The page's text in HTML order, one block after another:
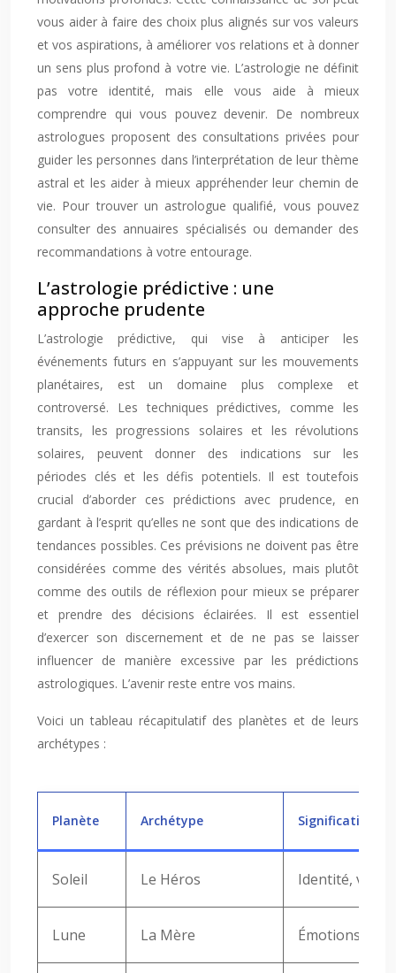
vous aider à faire des choix plus alignés sur vos valeurs
et vos aspirations, à améliorer vos relations et à donner
un sens plus profond à votre vie. L’astrologie ne définit
pas votre identité, mais elle vous aide à mieux
comprendre qui vous pouvez devenir. De nombreux
astrologues proposent des consultations privées pour
guider les personnes dans l’interprétation de leur thème
astral et les aider à mieux appréhender leur chemin de
vie. Pour trouver un astrologue qualifié, vous pouvez
consulter des annuaires spécialisés ou demander des
recommandations à votre entourage.
L’astrologie prédictive : une
approche prudente
L’astrologie prédictive, qui vise à anticiper les
événements futurs en s’appuyant sur les mouvements
planétaires, est un domaine plus complexe et
controversé. Les techniques prédictives, comme les
transits, les progressions solaires et les révolutions
solaires, peuvent donner des indications sur les
périodes clés et les défis potentiels. Il est toutefois
crucial d’aborder ces prédictions avec prudence, en
gardant à l’esprit qu’elles ne sont que des indications de
tendances possibles. Ces prévisions ne doivent pas être
considérées comme des vérités absolues, mais plutôt
comme des outils de réflexion pour mieux se préparer
et prendre des décisions éclairées. Il est essentiel
d’exercer son discernement et de ne pas se laisser
influencer de manière excessive par les prédictions
astrologiques. L’avenir reste entre vos mains.
Voici un tableau récapitulatif des planètes et de leurs
archétypes :
Planète Archétype Signification
Soleil Le Héros Identité,
Lune La Mère Émotions,